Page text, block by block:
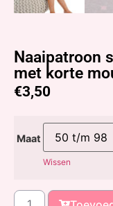
Naaipatroon
met korte
€3,50
Maat
Wissen